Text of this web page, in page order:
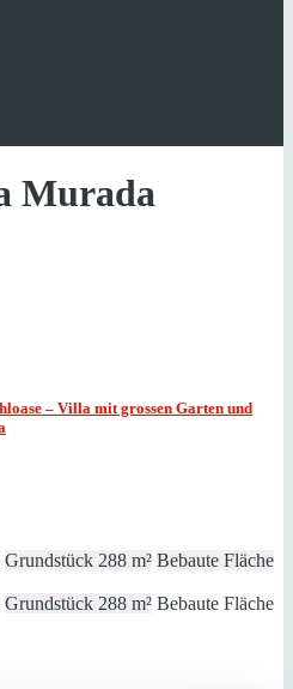
Murada
– Villa mit grossen Garten und
Grundstück 288 m² Bebaute Fläche
Grundstück 288 m² Bebaute Fläche